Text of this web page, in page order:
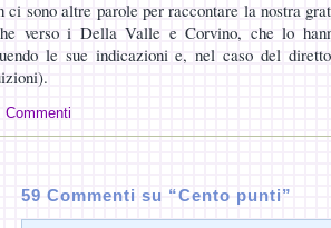
ci sono altre parole per raccontare la nostra
verso i Della Valle e Corvino, che lo
le sue indicazioni e, nel caso del
Commenti
59 Commenti su “Cento punti”